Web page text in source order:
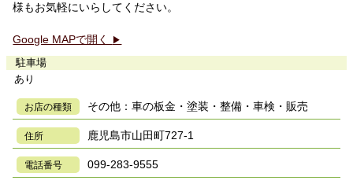
様もお気軽にいらしてください。
Google MAPで開く ▶
駐車場
あり
お店の種類 その他：車の板金・塗装・整備・車検・販売
住所 鹿児島市山田町727-1
電話番号 099-283-9555